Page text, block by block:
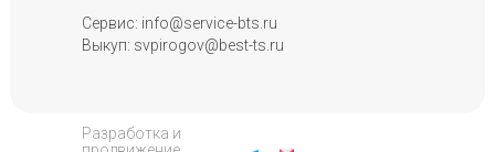
Сервис: info@service-bts.ru
Выкуп: svpirogov@best-ts.ru
Разработка и